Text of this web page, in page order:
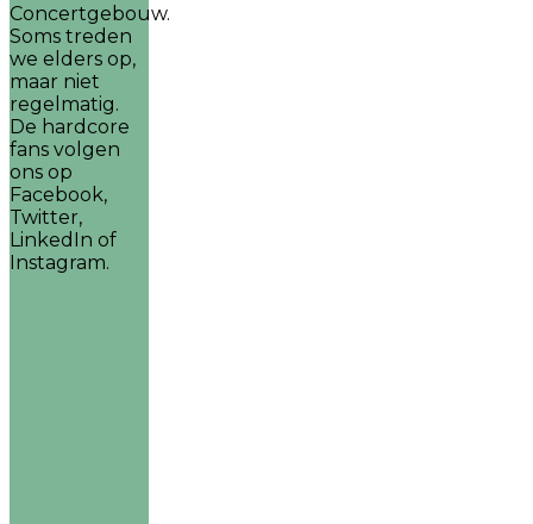
Concertgebouw.
Soms treden
we elders op,
maar niet
regelmatig.
De hardcore
fans volgen
ons op
Facebook,
Twitter,
LinkedIn of
Instagram.